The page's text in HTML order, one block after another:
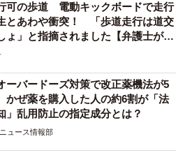
可の歩道 電動キックボードで走行
とあわや衝突！ 「歩道走行は道交
ょ」と指摘されました【弁護士が解
ーバードーズ対策で改正薬機法が5
かぜ薬を購入した人の約6割が「法
」乱用防止の指定成分とは？
ュース情報部